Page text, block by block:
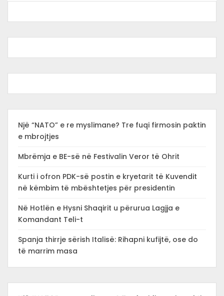
Një “NATO” e re myslimane? Tre fuqi firmosin paktin
e mbrojtjes
Mbrëmja e BE-së në Festivalin Veror të Ohrit
Kurti i ofron PDK-së postin e kryetarit të Kuvendit
në këmbim të mbështetjes për presidentin
Në Hotlën e Hysni Shaqirit u përurua Lagjja e
Komandant Teli-t
Spanja thirrje sërish Italisë: Rihapni kufijtë, ose do
të marrim masa